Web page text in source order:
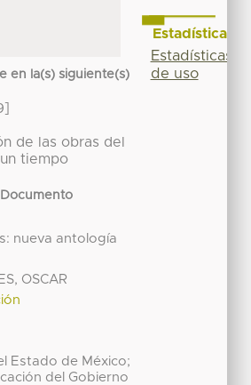
en la(s) siguiente(s)
de las obras del
tiempo
nueva antología
OSCAR
Estado de México;
del Gobierno
Estadísticas
Estadísticas
de uso